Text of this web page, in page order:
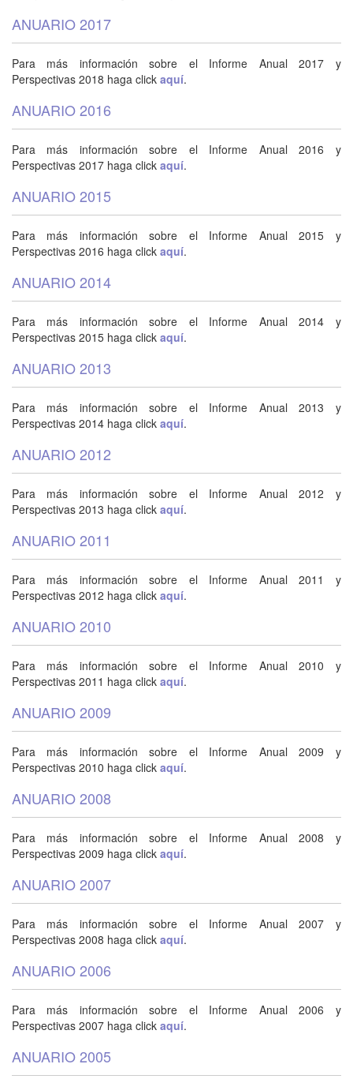
ANUARIO 2017
Para más información sobre el Informe Anual 2017 y
Perspectivas 2018 haga click aquí.
ANUARIO 2016
Para más información sobre el Informe Anual 2016 y
Perspectivas 2017 haga click aquí.
ANUARIO 2015
Para más información sobre el Informe Anual 2015 y
Perspectivas 2016 haga click aquí.
ANUARIO 2014
Para más información sobre el Informe Anual 2014 y
Perspectivas 2015 haga click aquí.
ANUARIO 2013
Para más información sobre el Informe Anual 2013 y
Perspectivas 2014 haga click aquí.
ANUARIO 2012
Para más información sobre el Informe Anual 2012 y
Perspectivas 2013 haga click aquí.
ANUARIO 2011
Para más información sobre el Informe Anual 2011 y
Perspectivas 2012 haga click aquí.
ANUARIO 2010
Para más información sobre el Informe Anual 2010 y
Perspectivas 2011 haga click aquí.
ANUARIO 2009
Para más información sobre el Informe Anual 2009 y
Perspectivas 2010 haga click aquí.
ANUARIO 2008
Para más información sobre el Informe Anual 2008 y
Perspectivas 2009 haga click aquí.
ANUARIO 2007
Para más información sobre el Informe Anual 2007 y
Perspectivas 2008 haga click aquí.
ANUARIO 2006
Para más información sobre el Informe Anual 2006 y
Perspectivas 2007 haga click aquí.
ANUARIO 2005